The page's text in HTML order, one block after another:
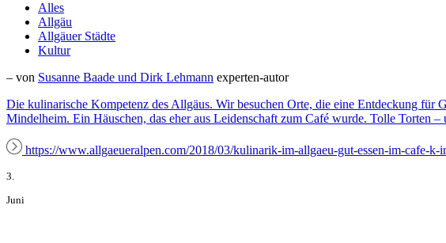
Alles
Allgäu
Allgäuer Städte
Kultur
– von Susanne Baade und Dirk Lehmann experten-autor
Die kulinarische Kompetenz des Allgäus. Wir besuchen Orte, die eine Entdeckung
Mindelheim. Ein Häuschen, das eher aus Leidenschaft zum Café wurde. Tolle Torten
https://www.allgaeueralpen.com/2018/03/kulinarik-im-allgaeu-gut-essen-im-cafe-k-
3.
Juni